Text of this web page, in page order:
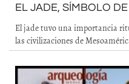
EL JADE, SÍMBOLO
El jade tuvo una importancia
las civilizaciones de